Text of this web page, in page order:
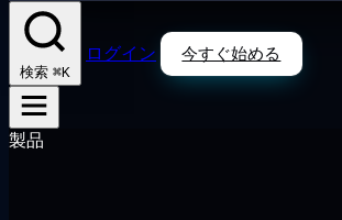
検索 ⌘K
ログイン 今すぐ始める
製品